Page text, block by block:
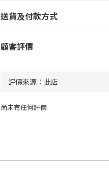
送貨及付款方式
顧客評價
尚未有任何評價